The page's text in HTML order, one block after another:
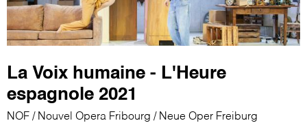
La Voix humaine - L'Heure
espagnole 2021
NOF / Nouvel Opera Fribourg / Neue Oper Freiburg